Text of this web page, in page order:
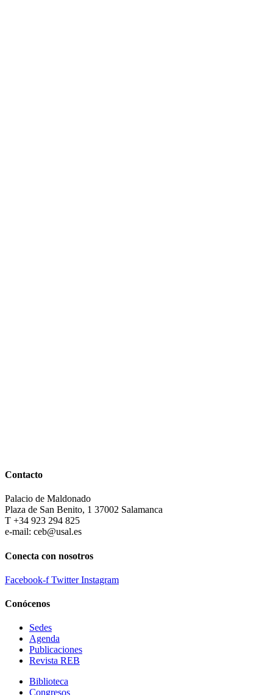
Contacto
Palacio de Maldonado
Plaza de San Benito, 1 37002 Salamanca
T +34 923 294 825
e-mail: ceb@usal.es
Conecta con nosotros
Facebook-f Twitter Instagram
Conócenos
Sedes
Agenda
Publicaciones
Revista REB
Biblioteca
Congresos